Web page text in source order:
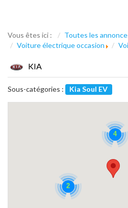
Vous êtes ici :
Toutes les
Voiture électrique occasion
KIA
Sous-catégories : Kia Soul EV
2
4